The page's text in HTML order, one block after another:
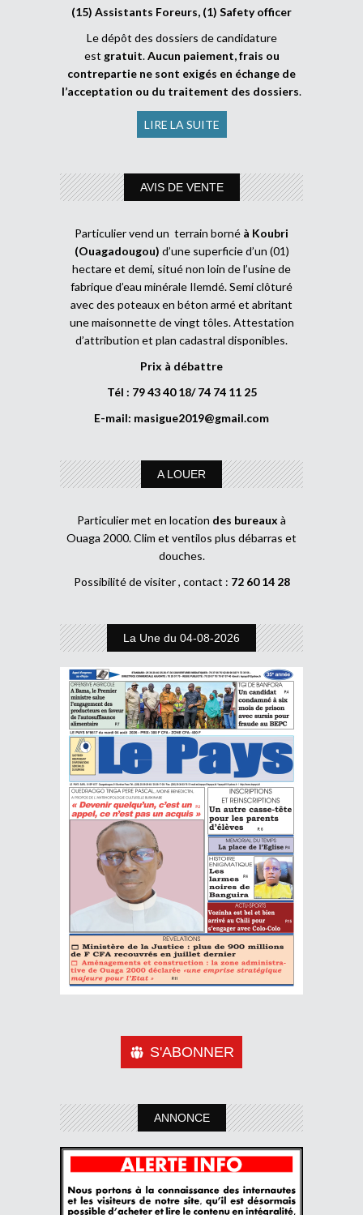
(15) Assistants Foreurs, (1) Safety officer
Le dépôt des dossiers de candidature
est gratuit.Aucun paiement, frais ou
contrepartie ne sont exigés en échange de
l’acceptation ou du traitement des dossiers.
LIRE LA SUITE
AVIS DE VENTE
Particulier vend un terrain borné à Koubri
(Ouagadougou) d’une superficie d’un (01)
hectare et demi, situé non loin de l’usine de
fabrique d’eau minérale Ilemdé. Semi clôturé
avec des poteaux en béton armé et abritant
une maisonnette de vingt tôles. Attestation
d’attribution et plan cadastral disponibles.
Prix à débattre
Tél : 79 43 40 18/ 74 74 11 25
E-mail: masigue2019@gmail.com
A LOUER
Particulier met en location des bureaux à
Ouaga 2000. Clim et ventilos plus débarras et
douches.
Possibilité de visiter , contact : 72 60 14 28
La Une du 04-08-2026
S'ABONNER
ANNONCE